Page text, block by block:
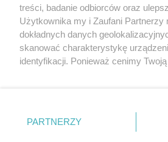
0%
treści, badanie odbiorców oraz
Użytkownika my i Zaufani Partnerzy
dokładnych danych
skanować charakterystykę
identyfikacji. Ponieważ cenimy
prywatności znajdujący się w lewym
. Niektóre rodzaje przetwarzania
PARTNERZY